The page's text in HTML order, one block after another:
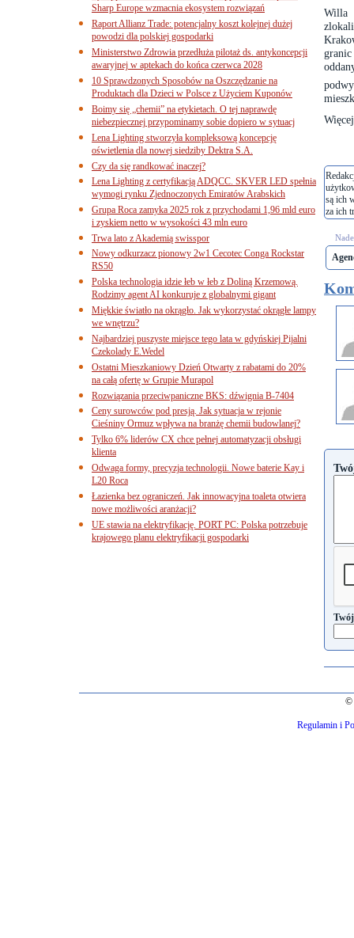
Willa
są ich
za ich
Sharp Europe wzmacnia ekosystem rozwiązań
Raport Allianz Trade: potencjalny koszt kolejnej dużej
powodzi dla polskiej gospodarki
Ministerstwo Zdrowia przedłuża pilotaż ds. antykoncepcji
awaryjnej w aptekach do końca czerwca 2028
10 Sprawdzonych Sposobów na Oszczędzanie na
Produktach dla Dzieci w Polsce z Użyciem Kuponów
Boimy się „chemii” na etykietach. O tej naprawdę
niebezpiecznej przypominamy sobie dopiero w sytuacj
Lena Lighting stworzyła kompleksową koncepcję
oświetlenia dla nowej siedziby Dektra S.A.
Czy da się randkować inaczej?
Lena Lighting z certyfikacją ADQCC. SKVER LED spełnia
wymogi rynku Zjednoczonych Emiratów Arabskich
Grupa Roca zamyka 2025 rok z przychodami 1,96 mld euro
i zyskiem netto w wysokości 43 mln euro
Trwa lato z Akademią swisspor
Nowy odkurzacz pionowy 2w1 Cecotec Conga Rockstar
RS50
Polska technologia idzie łeb w łeb z Doliną Krzemową.
Rodzimy agent AI konkuruje z globalnymi gigant
Miękkie światło na okrągło. Jak wykorzystać okrągłe lampy
we wnętrzu?
Najbardziej puszyste miejsce tego lata w gdyńskiej Pijalni
Czekolady E.Wedel
Ostatni Mieszkaniowy Dzień Otwarty z rabatami do 20%
na całą ofertę w Grupie Murapol
Rozwiązania przeciwpaniczne BKS: dźwignia B-7404
Ceny surowców pod presją. Jak sytuacja w rejonie
Cieśniny Ormuz wpływa na branżę chemii budowlanej?
Tylko 6% liderów CX chce pełnej automatyzacji obsługi
klienta
Odwaga formy, precyzja technologii. Nowe baterie Kay i
L20 Roca
Łazienka bez ograniczeń. Jak innowacyjna toaleta otwiera
nowe możliwości aranżacji?
UE stawia na elektryfikację. PORT PC: Polska potrzebuje
krajowego planu elektryfikacji gospodarki
©
Regulamin i